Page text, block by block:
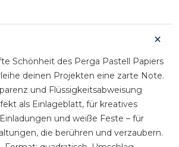
Schönheit des Perga Pastell Papiers
deinen Projekten eine zarte Note.
und Flüssigkeitsabweisung
als Einlageblatt, für kreatives
und weiße Feste – für
die berühren und verzaubern.